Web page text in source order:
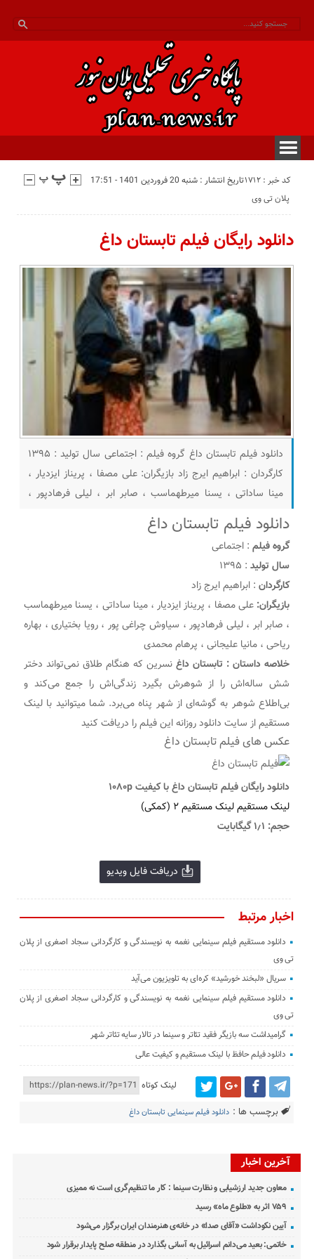
کد خبر : 1712
تاریخ انتشار : شنبه 20 فروردین 1401 - 17:51
پلان تی وی
دانلود رایگان فیلم تابستان داغ
دانلود فیلم تابستان داغ گروه فیلم : اجتماعی سال تولید : ۱۳۹۵
کارگردان : ابراهیم ایرج زاد بازیگران: علی مصفا ، پریناز ایزدیار ،
مینا ساداتی ، یسنا میرطهماسب ، صابر ابر ، لیلی فرهادپور ،
سیاوش چراغی پور ، رویا بختیاری ، بهاره ریاحی ، مانیا علیجانی ،
پرهام محمدی خلاصه داستان : تابستان داغ نسرین که هنگام
طلاق نمی‌تواند
دانلود فیلم تابستان داغ
گروه فیلم: اجتماعی
سال تولید: ۱۳۹۵
کارگردان: ابراهیم ایرج زاد
بازیگران:علی مصفا ، پریناز ایزدیار ، مینا ساداتی ، یسنا میرطهماسب
، صابر ابر ، لیلی فرهادپور ، سیاوش چراغی پور ، رویا بختیاری ، بهاره
ریاحی ، مانیا علیجانی ، پرهام محمدی
خلاصه داستان : تابستان داغنسرین که هنگام طلاق نمی‌تواند دختر
شش ‌ساله‌اش را از شوهرش بگیرد زندگی‌اش را جمع می‌کند و
بی‌اطلاع شوهر به گوشه‌ای از شهر پناه می‌برد. شما میتوانید با لینک
مستقیم از سایت دانلود روزانه این فیلم را دریافت کنید
عکس های فیلم تابستان داغ
دانلود رایگان فیلم تابستان داغ با کیفیت ۱۰۸۰p
لینک مستقیملینک مستقیم ۲ (کمکی)
حجم: ۱٫۱ گیگابایت
دريافت فایل ویدیو
اخبار مرتبط
دانلود مستقیم فیلم سینمایی نغمه به نویسندگی و کارگردانی سجاد اصغری از پلان
تی وی
سریال «لبخند خورشید» کره‌ای‌ به تلویزیون می‌آید
دانلود مستقیم فیلم سینمایی نغمه به نویسندگی و کارگردانی سجاد اصغری از پلان
تی وی
گرامیداشت سه بازیگر فقید تئاتر و سینما در تالار سایه تئاتر شهر
دانلود فیلم حافظ با لینک مستقیم و کیفیت عالی
لینک کوتاه
برچسب ها : دانلود فیلم سینمایی تابستان داغ
آخرین اخبار
معاون جدید ارزشیابی و نظارت سینما : کار ما تنظیم‌گری است نه ممیزی
۷۵۹ اثر به «طلوع ماه» رسید
آیین نکوداشت «آقای صدا» در خانه‌ی هنرمندان ایران برگزار می‌شود
خاتمی: بعید می‌دانم اسرائیل به آسانی بگذارد در منطقه صلح پایدار برقرار شود